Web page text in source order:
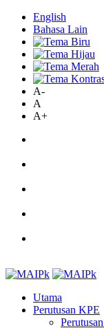
English
Bahasa Lain
A-
A
A+
Utama
Perutusan KPE